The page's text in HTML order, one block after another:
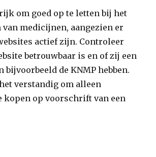
om goed op te letten bij het
medicijnen, aangezien er
actief zijn. Controleer
betrouwbaar is en of zij een
bijvoorbeeld de KNMP hebben.
verstandig om alleen
kopen op voorschrift van een